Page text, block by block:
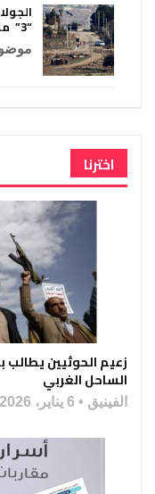
“3” مقدمات الضياع (القنيطرة)
اخترنا
زعيم الحوثيين يطالب
الساحل الغربي
الفينيق 6 يناير، 2026